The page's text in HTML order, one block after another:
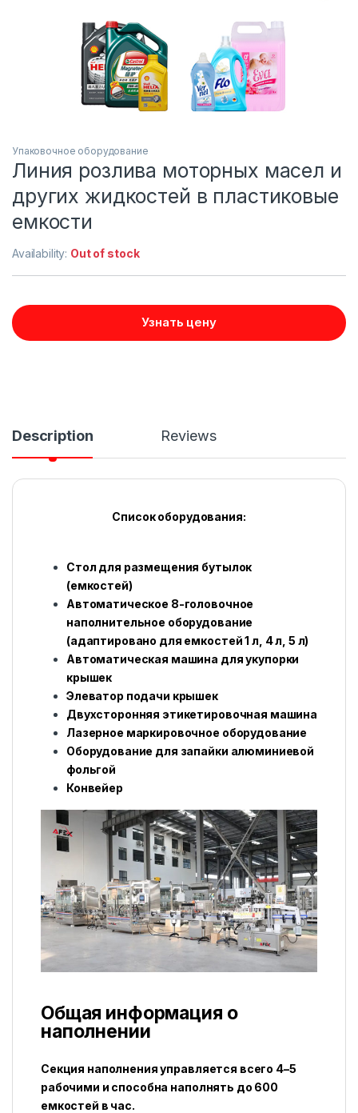
Упаковочное оборудование
Линия розлива моторных масел и
других жидкостей в пластиковые
емкости
Availability: Out of stock
Узнать цену
Description Reviews
Список оборудования:
Стол для размещения бутылок
(емкостей)
Автоматическое 8-головочное
наполнительное оборудование
(адаптировано для емкостей 1 л, 4 л, 5 л)
Автоматическая машина для укупорки
крышек
Элеватор подачи крышек
Двухсторонняя этикетировочная машина
Лазерное маркировочное оборудование
Оборудование для запайки алюминиевой
фольгой
Конвейер
Общая информация о
наполнении
Секция наполнения управляется всего 4–5
рабочими и способна наполнять до 600
емкостей в час.